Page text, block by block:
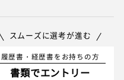
スムーズに選考が進む
履歴書・経歴書をお持ちの方
書類でエントリー